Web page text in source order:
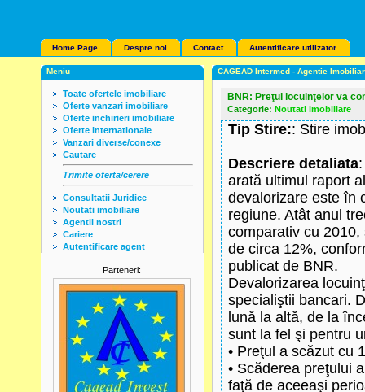
Home Page Despre noi Contact Autentificare utilizator
Meniu
Toate ofertele imobiliare
Oferte vanzari imobiliare
Oferte inchirieri imobiliare
Oferte internationale
Vanzari diverse/conexe
Cautare
Trimite oferta/cerere
Consultatii Juridice
Noutati imobiliare
Agentii nostri
Cariere
Autentificare agent
Parteneri:
CAGEAD Intermed - Agentie
BNR: Preţul locuinţelor va
Categorie: Noutati imobiliare
Tip Stire:: Stire
Descriere detaliata
arată ultimul raport
devalorizare este în
regiune. Atât anul
comparativ cu
de circa 12%,
publicat de BNR.
Devalorizarea
specialiştii bancari.
lună la altă, de la
sunt la fel şi pentru
• Preţul a scăzut cu
• Scăderea preţului
faţă de aceeaşi